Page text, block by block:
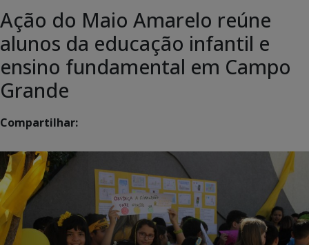
Ação do Maio Amarelo reúne
alunos da educação infantil e
ensino fundamental em Campo
Grande
Compartilhar: